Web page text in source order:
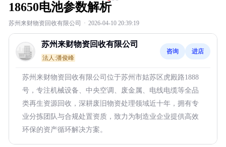
18650电池参数解析
苏州来财物资回收有限公司 · 2026-04-10 20:39:19
苏州来财物资回收有限公司
法人:潘俊峰
咨询 进店
苏州来财物资回收有限公司位于苏州市姑苏区虎殿路1888
号，专注机械设备、中央空调、废金属、电线电缆等全品
类再生资源回收，深耕废旧物资处理领域近十年，拥有专
业分拣团队与合规处置资质，致力为制造业企业提供高效
环保的资产循环解决方案。